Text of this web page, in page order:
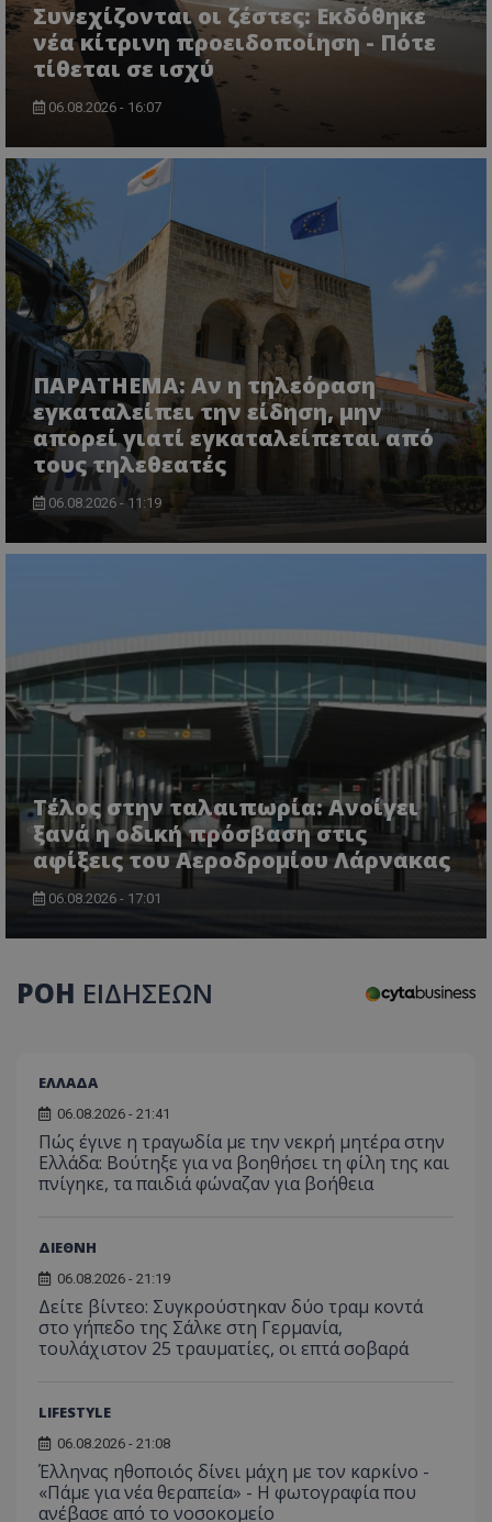
Συνεχίζονται οι ζέστες: Εκδόθηκε
νέα κίτρινη προειδοποίηση - Πότε
τίθεται σε ισχύ
06.08.2026 - 16:07
ΠΑΡΑTHEMA: Αν η τηλεόραση
εγκαταλείπει την είδηση, μην
απορεί γιατί εγκαταλείπεται από
τους τηλεθεατές
06.08.2026 - 11:19
Τέλος στην ταλαιπωρία: Ανοίγει
ξανά η οδική πρόσβαση στις
αφίξεις του Αεροδρομίου Λάρνακας
06.08.2026 - 17:01
ΡΟΗ ΕΙΔΗΣΕΩΝ
ΕΛΛΑΔΑ
06.08.2026 - 21:41
Πώς έγινε η τραγωδία με την νεκρή μητέρα στην
Ελλάδα: Βούτηξε για να βοηθήσει τη φίλη της και
πνίγηκε, τα παιδιά φώναζαν για βοήθεια
ΔΙΕΘΝΗ
06.08.2026 - 21:19
Δείτε βίντεο: Συγκρούστηκαν δύο τραμ κοντά
στο γήπεδο της Σάλκε στη Γερμανία,
τουλάχιστον 25 τραυματίες, οι επτά σοβαρά
LIFESTYLE
06.08.2026 - 21:08
Έλληνας ηθοποιός δίνει μάχη με τον καρκίνο -
«Πάμε για νέα θεραπεία» - Η φωτογραφία που
ανέβασε από το νοσοκομείο